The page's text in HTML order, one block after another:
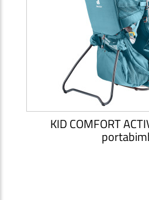
KID COMFORT